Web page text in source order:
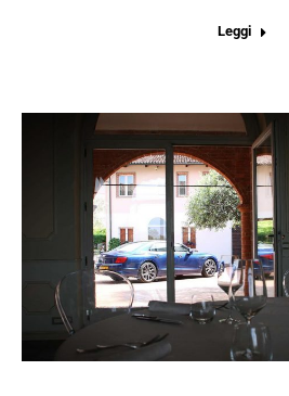
Leggi